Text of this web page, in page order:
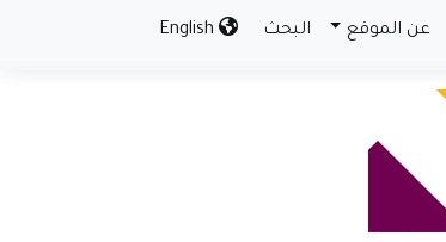
عن الموقع البحث